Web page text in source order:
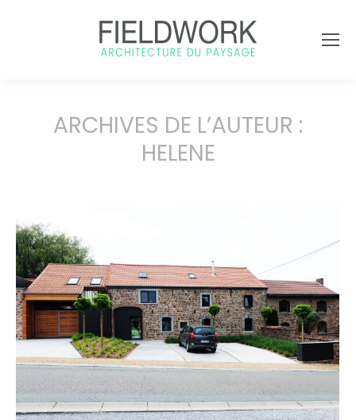
ARCHIVES DE L’AUTEUR :
HELENE